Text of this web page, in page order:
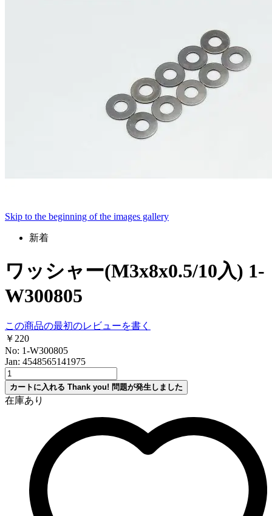
Skip to the beginning of the images gallery
新着
ワッシャー(M3x8x0.5/10入) 1-
W300805
この商品の最初のレビューを書く
￥220
No: 1-W300805
Jan: 4548565141975
カートに入れる Thank you! 問題が発生しました
在庫あり